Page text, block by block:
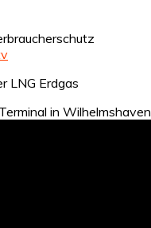
LNG Erdgas
in